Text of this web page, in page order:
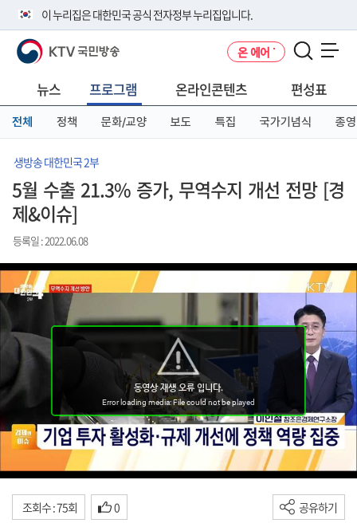
이 누리집은 대한민국 공식 전자정부 누리집입니다.
공식 누리집 주소 확인하기
니다.
이밖에 or.kr 또는 .kr등 다른 도메인 주소를 사용하고 있다면 아래 URL에
서 도메인 주소를 확인해 보세요
KTV 국민방송 온 에어
뉴스 프로그램 온라인콘텐츠 편성표
전체 정책 문화/교양 보도 특집 국가기념식 종영
생방송 대한민국 2부
5월 수출 21.3% 증가, 무역수지 개선 전망 [경
제&이슈]
등록일 : 2022.06.08
조회수 : 75회 0 공유하기